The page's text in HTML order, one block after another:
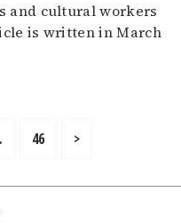
and cultural workers
is written in March
46 >